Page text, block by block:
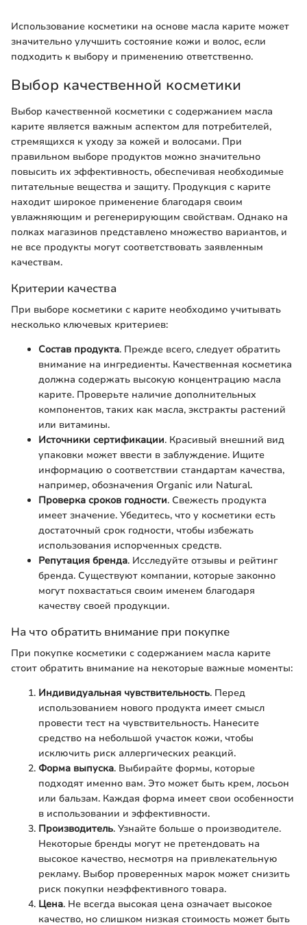
Использование косметики на основе масла карите может
значительно улучшить состояние кожи и волос, если
подходить к выбору и применению ответственно.
Выбор качественной косметики
Выбор качественной косметики с содержанием масла
карите является важным аспектом для потребителей,
стремящихся к уходу за кожей и волосами. При
правильном выборе продуктов можно значительно
повысить их эффективность, обеспечивая необходимые
питательные вещества и защиту. Продукция с карите
находит широкое применение благодаря своим
увлажняющим и регенерирующим свойствам. Однако на
полках магазинов представлено множество вариантов, и
не все продукты могут соответствовать заявленным
качествам.
Критерии качества
При выборе косметики с карите необходимо учитывать
несколько ключевых критериев:
Состав продукта. Прежде всего, следует обратить
внимание на ингредиенты. Качественная косметика
должна содержать высокую концентрацию масла
карите. Проверьте наличие дополнительных
компонентов, таких как масла, экстракты растений
или витамины.
Источники сертификации. Красивый внешний вид
упаковки может ввести в заблуждение. Ищите
информацию о соответствии стандартам качества,
например, обозначения Organic или Natural.
Проверка сроков годности. Свежесть продукта
имеет значение. Убедитесь, что у косметики есть
достаточный срок годности, чтобы избежать
использования испорченных средств.
Репутация бренда. Исследуйте отзывы и рейтинг
бренда. Существуют компании, которые законно
могут похвастаться своим именем благодаря
качеству своей продукции.
На что обратить внимание при покупке
При покупке косметики с содержанием масла карите
стоит обратить внимание на некоторые важные моменты:
Индивидуальная чувствительность. Перед
использованием нового продукта имеет смысл
провести тест на чувствительность. Нанесите
средство на небольшой участок кожи, чтобы
исключить риск аллергических реакций.
Форма выпуска. Выбирайте формы, которые
подходят именно вам. Это может быть крем, лосьон
или бальзам. Каждая форма имеет свои особенности
в использовании и эффективности.
Производитель. Узнайте больше о производителе.
Некоторые бренды могут не претендовать на
высокое качество, несмотря на привлекательную
рекламу. Выбор проверенных марок может снизить
риск покупки неэффективного товара.
Цена. Не всегда высокая цена означает высокое
качество, но слишком низкая стоимость может быть